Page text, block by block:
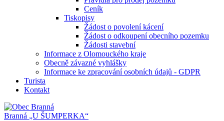
Ceník
Tiskopisy
Žádost o povolení kácení
Žádost o odkoupení obecního pozemku
Žádosti stavební
Informace z Olomouckého kraje
Obecně závazné vyhlášky
Informace ke zpracování osobních údajů - GDPR
Turista
Kontakt
Branná „U ŠUMPERKA“